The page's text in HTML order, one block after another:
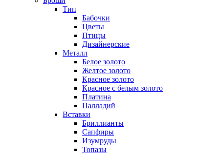
Тип
Бабочки
Цветы
Птицы
Дизайнерские
Металл
Белое золото
Желтое золото
Красное золото
Красное с белым золото
Платина
Палладий
Вставки
Бриллианты
Сапфиры
Изумруды
Топазы